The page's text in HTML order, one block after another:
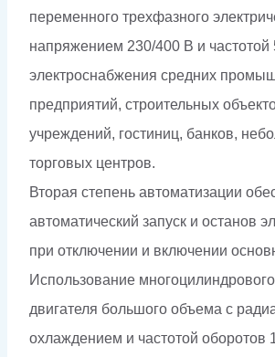
переменного трехфазного
напряжением 230/400 В и частотой
электроснабжения средних
предприятий, строительных
учреждений, гостиниц, банков,
торговых центров.
Вторая степень автоматизации
автоматический запуск и останов
при отключении и включении
Использование
двигателя большого объема с
охлаждением и частотой оборотов